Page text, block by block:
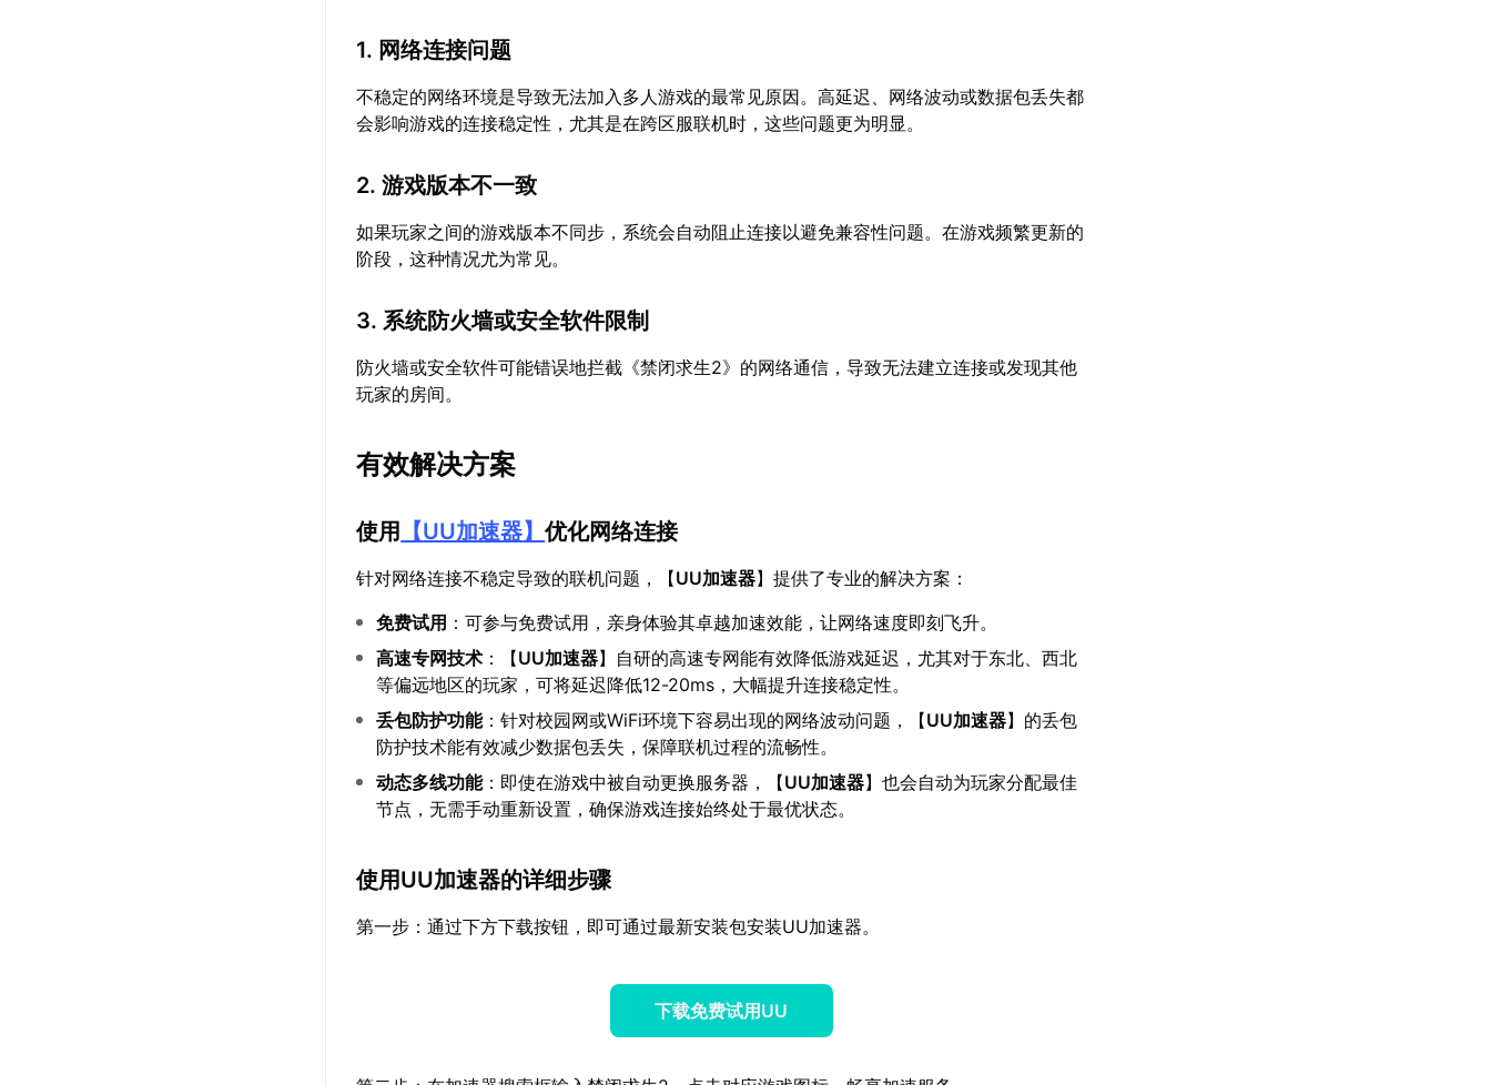
1. 网络连接问题
不稳定的网络环境是导致无法加入多人游戏的最常见原因。高延迟、网络波动或数据包丢失都
会影响游戏的连接稳定性，尤其是在跨区服联机时，这些问题更为明显。
2. 游戏版本不一致
如果玩家之间的游戏版本不同步，系统会自动阻止连接以避免兼容性问题。在游戏频繁更新的
阶段，这种情况尤为常见。
3. 系统防火墙或安全软件限制
防火墙或安全软件可能错误地拦截《禁闭求生2》的网络通信，导致无法建立连接或发现其他
玩家的房间。
有效解决方案
使用 【UU加速器】优化网络连接
针对网络连接不稳定导致的联机问题，【UU加速器】提供了专业的解决方案：
免费试用 ：可参与免费试用，亲身体验其卓越加速效能，让网络速度即刻飞升。
高速专网技术 ：【UU加速器】自研的高速专网能有效降低游戏延迟，尤其对于东北、西北
等偏远地区的玩家，可将延迟降低12-20ms，大幅提升连接稳定性。
丢包防护功能：针对校园网或WiFi环境下容易出现的网络波动问题，【UU加速器】的丢包
防护技术能有效减少数据包丢失，保障联机过程的流畅性。
动态多线功能：即使在游戏中被自动更换服务器，【UU加速器】也会自动为玩家分配最佳
节点，无需手动重新设置，确保游戏连接始终处于最优状态。
使用UU加速器的详细步骤
第一步：通过下方下载按钮，即可通过最新安装包安装UU加速器。
下载免费试用UU